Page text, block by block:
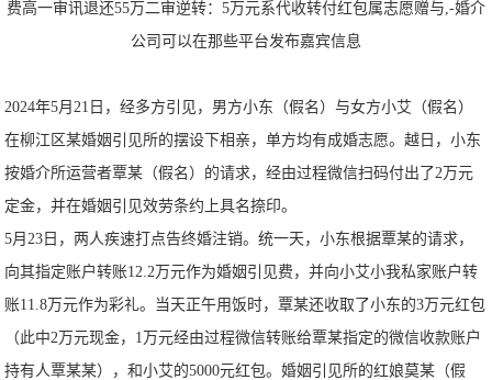
2024年5月21日，经多方引见，男方小东（假名）与女方小艾（假名）
在柳江区某婚姻引见所的摆设下相亲，单方均有成婚志愿。越日，小东
按婚介所运营者覃某（假名）的请求，经由过程微信扫码付出了2万元
定金，并在婚姻引见效劳条约上具名捺印。
5月23日，两人疾速打点告终婚注销。统一天，小东根据覃某的请求，
向其指定账户转账12.2万元作为婚姻引见费，并向小艾小我私家账户转
账11.8万元作为彩礼。当天正午用饭时，覃某还收取了小东的3万元红包
（此中2万元现金，1万元经由过程微信转账给覃某指定的微信收款账户
持有人覃某某），和小艾的5000元红包。婚姻引见所的红娘莫某（假